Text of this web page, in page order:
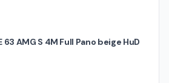
AMG S 4M Full Pano beige HuD